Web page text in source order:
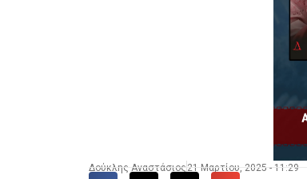
Δούκλης Αναστάσιος 21 Μαρτίου, 2025 - 11:29